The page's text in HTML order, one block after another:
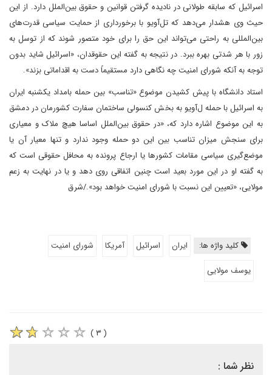
اسرائیل که سابقه طولانی در نادیده گرفتن قوانین و حقوق بین‌الملل دارد. از این
حیث وی هشدار می‌دهد که تل‌‌آویو با برخورداری از حمایت سیاسی قدرت‌های
بین‌المللی به راحتی می‌تواند این حق را برای خود متصور شوند که از توسل به
زور با هر شدتی بهره ببرد. در نتیجه به گفته این حقوقدان، «اسرائیل شاید بدون
توجه به آنکه شورای امنیت چه نگاهی دارد مستقیماً دست به اقداماتی بزند».
استاد دانشگاه با پیش کشیدن موضوع «تناسب» بین حمله بامداد یکشنبه ایران
به اسرائیل با حمله ل‌آویو به بخش کنسولی ساختمان سفارت کشورمان در دمشق
به این موضوع اشاره دارد که، «در حقوق بین‌الملل اساسا هیچ ملاک و معیاری
برای سنجش میزان تناسب بین این دو حمله وجود ندارد و تنها معیار آن یا
موضع‌گیری سیاسی مقامات کشورها یا ارجاع پرونده به محافل حقوقی است که
به گفته او در این مورد بعید است چنین اتفاقی روی دهد و یا در نهایت به زعم
مولایی، «تعیین این نسبت با شورای امنیت خواهد بود»./شرق
کلید واژه ها: ایران اسرائیل آمریکا
شورای امنیت
یوسف مولایی
( ۳ )
نظر شما :